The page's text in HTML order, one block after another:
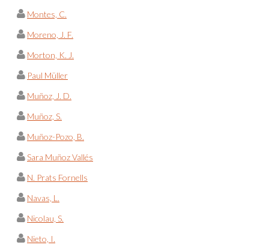
Montes, C.
Moreno, J. F.
Morton, K. J.
Paul Müller
Muñoz, J. D.
Muñoz, S.
Muñoz-Pozo, B.
Sara Muñoz Vallés
N. Prats Fornells
Navas, L.
Nicolau, S.
Nieto, I.